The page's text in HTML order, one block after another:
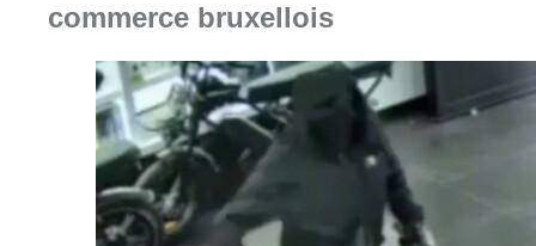
commerce bruxellois